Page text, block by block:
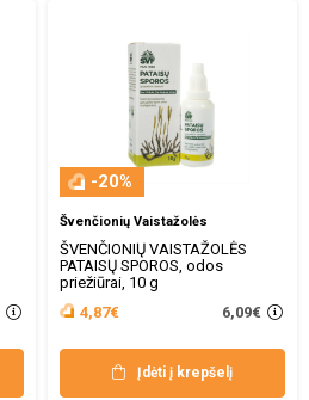
-20%
Švenčionių Vaistažolės
ŠVENČIONIŲ VAISTAŽOLĖS
PATAISŲ SPOROS, odos
priežiūrai, 10 g
4,87€
6,09€
Įdėti į krepšelį